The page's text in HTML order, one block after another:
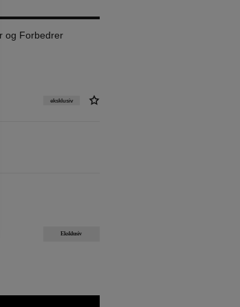
og Forbedrer
eksklusiv
Eksklusiv